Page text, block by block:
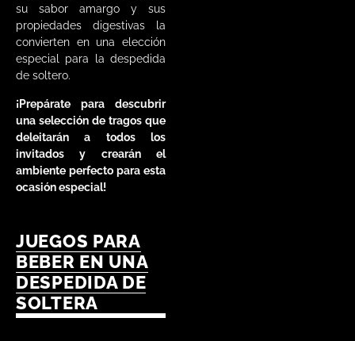
su sabor amargo y sus
propiedades digestivas la
convierten en una elección
especial para la despedida
de soltero.
¡Prepárate para descubrir
una selección de tragos que
deleitarán a todos los
invitados y crearán el
ambiente perfecto para esta
ocasión especial!
JUEGOS PARA
BEBER EN UNA
DESPEDIDA DE
SOLTERA